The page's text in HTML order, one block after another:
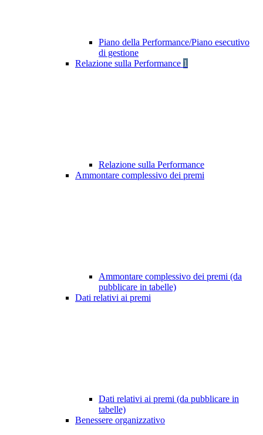
Piano della Performance/Piano esecutivo
di gestione
Relazione sulla Performance 1
Relazione sulla Performance
Ammontare complessivo dei premi
Ammontare complessivo dei premi (da
pubblicare in tabelle)
Dati relativi ai premi
Dati relativi ai premi (da pubblicare in
tabelle)
Benessere organizzativo